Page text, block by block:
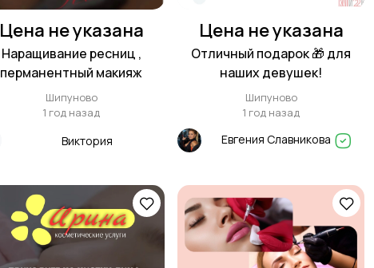
Цена не указана
Наращивание ресниц ,
перманентный макияж
Шипуново
1 год назад
Виктория
Цена не указана
Отличный подарок 🎁 для
наших девушек!
Шипуново
1 год назад
Евгения Славникова